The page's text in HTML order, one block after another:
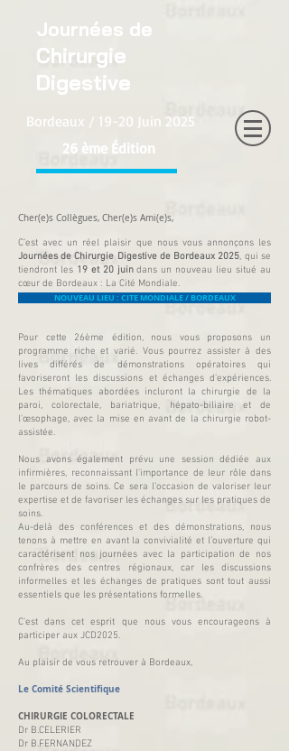
Journées de
Chirurgie
Digestive
Bordeaux / 19-20 Juin 2025
26 ème Édition
NOUVEAU LIEU : CITE MONDIALE / BORDEAUX
Cher(e)s Collègues, Cher(e)s Ami(e)s,
C’est avec un réel plaisir que nous vous annonçons les
Journées de Chirurgie Digestive de Bordeaux 2025, qui se
tiendront les19 et 20 juindans un nouveau lieu situé au
cœur de Bordeaux : La Cité Mondiale.
Pour cette 26ème édition, nous vous proposons un
programme riche et varié. Vous pourrez assister à des
lives différés de démonstrations opératoires qui
favoriseront les discussions et échanges d’expériences.
Les thématiques abordées incluront la chirurgie de la
paroi, colorectale, bariatrique, hépato-biliaire et de
l'œsophage, avec la mise en avant de la chirurgie robot-
assistée.
Nous avons également prévu une session dédiée aux
infirmières, reconnaissant l'importance de leur rôle dans
le parcours de soins. Ce sera l’occasion de valoriser leur
expertise et de favoriser les échanges sur les pratiques de
soins.
Au-delà des conférences et des démonstrations, nous
tenons à mettre en avant la convivialité et l’ouverture qui
caractérisent nos journées avec la participation de nos
confrères des centres régionaux, car les discussions
informelles et les échanges de pratiques sont tout aussi
essentiels que les présentations formelles.
C'est dans cet esprit que nous vous encourageons à
participer aux JCD2025.
Au plaisir de vous retrouver à Bordeaux,
Le Comité Scientifique
CHIRURGIE COLORECTALE
Dr B.CELERIER
Dr B.FERNANDEZ